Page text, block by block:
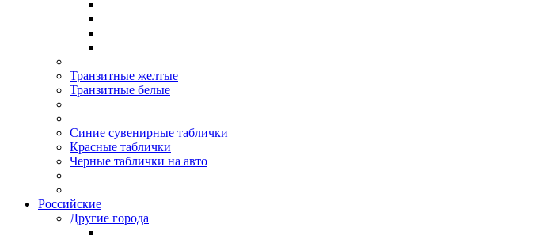
Транзитные желтые
Транзитные белые
Синие сувенирные таблички
Красные таблички
Черные таблички на авто
Российские
Другие города